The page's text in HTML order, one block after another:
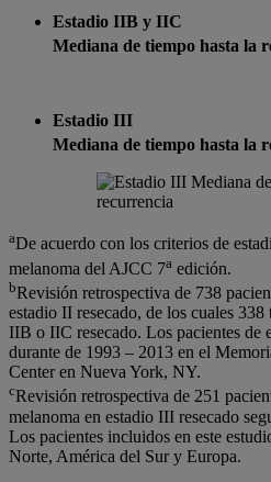
Estadio IIB y IIC
Mediana de tiempo hasta la
Estadio III
Mediana de tiempo hasta la
aDe acuerdo con los criterios de
melanoma del AJCC 7a edición.
bRevisión retrospectiva de 738
estadio II resecado, de los cuales
IIB o IIC resecado. Los pacientes de
durante de 1993 – 2013 en el
Center en Nueva York, NY.
cRevisión retrospectiva de 251
melanoma en estadio III resecado
Los pacientes incluidos en este
Norte, América del Sur y Europa.